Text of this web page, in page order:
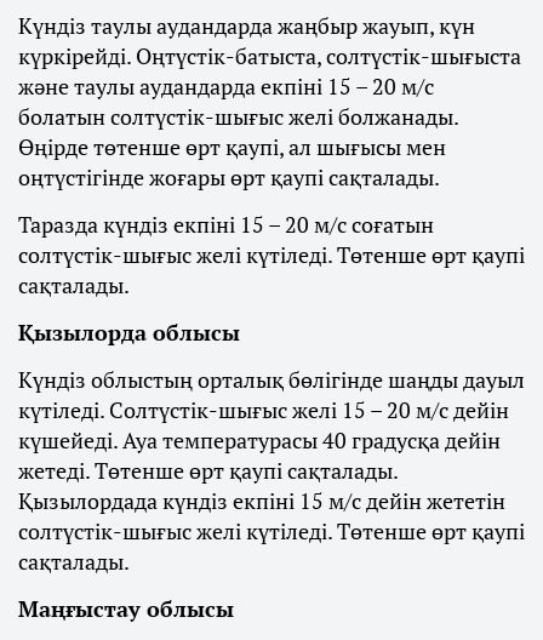
Күндіз таулы аудандарда жаңбыр жауып, күн
күркірейді. Оңтүстік-батыста, солтүстік-шығыста
және таулы аудандарда екпіні 15 – 20 м/с
болатын солтүстік-шығыс желі болжанады.
Өңірде төтенше өрт қаупі, ал шығысы мен
оңтүстігінде жоғары өрт қаупі сақталады.
Таразда күндіз екпіні 15 – 20 м/с соғатын
солтүстік-шығыс желі күтіледі. Төтенше өрт қаупі
сақталады.
Қызылорда облысы
Күндіз облыстың орталық бөлігінде шаңды дауыл
күтіледі. Солтүстік-шығыс желі 15 – 20 м/с дейін
күшейеді. Ауа температурасы 40 градусқа дейін
жетеді. Төтенше өрт қаупі сақталады.
Қызылордада күндіз екпіні 15 м/с дейін жететін
солтүстік-шығыс желі күтіледі. Төтенше өрт қаупі
сақталады.
Маңғыстау облысы